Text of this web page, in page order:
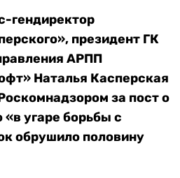
гендиректор
президент ГК
АРПП
Наталья Касперская
за пост о
угаре борьбы с
обрушило половину